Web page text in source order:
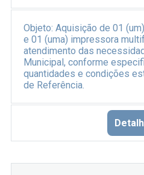
Objeto: Aquisição de 01
e 01 (uma) impressora
atendimento das
Municipal, conforme
quantidades e condições
de Referência.